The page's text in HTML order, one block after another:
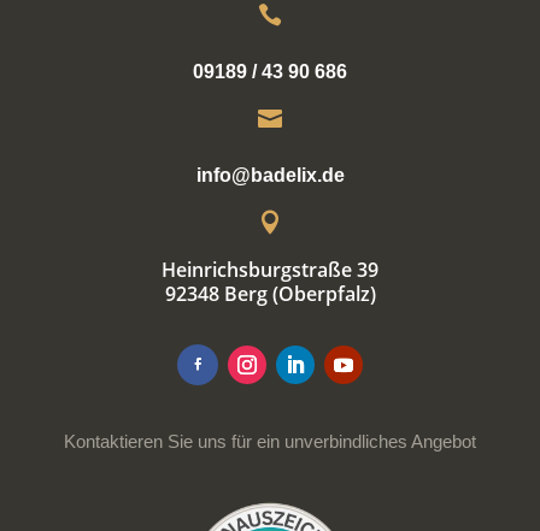

09189 / 43 90 686

info@badelix.de

Heinrichsburgstraße 39
92348 Berg (Oberpfalz)
Kontaktieren Sie uns für ein unverbindliches Angebot